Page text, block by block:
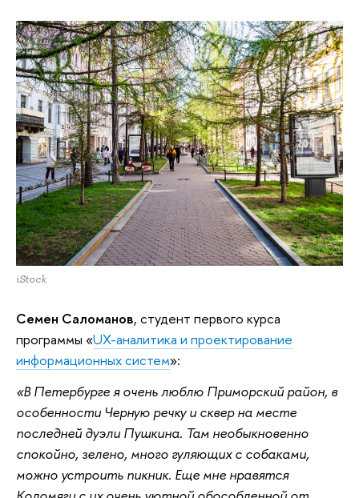
iStock
Семен Саломанов, студент первого курса
программы «UX-аналитика и проектирование
информационных систем»:
«В Петербурге я очень люблю Приморский район, в
особенности Черную речку и сквер на месте
последней дуэли Пушкина. Там необыкновенно
спокойно, зелено, много гуляющих с собаками,
можно устроить пикник. Еще мне нравятся